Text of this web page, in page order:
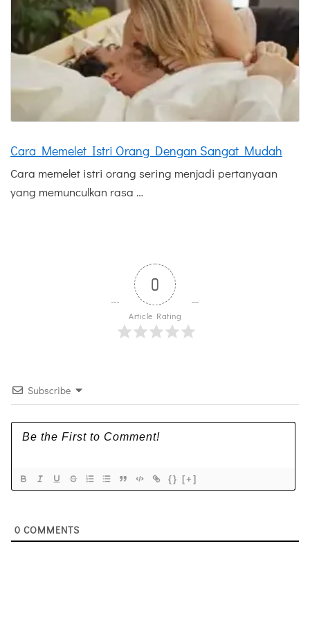
Cara Memelet Istri Orang Dengan Sangat Mudah
Cara memelet istri orang sering menjadi pertanyaan
yang memunculkan rasa …
0
Article Rating
Subscribe
{} [+]
0 COMMENTS